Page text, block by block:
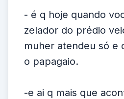
- é q hoje quando
zelador do prédio
muher atendeu só e
o papagaio.
-e ai q mais que